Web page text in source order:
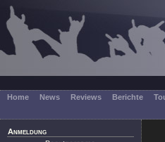
Home News Reviews Berichte
Anmeldung